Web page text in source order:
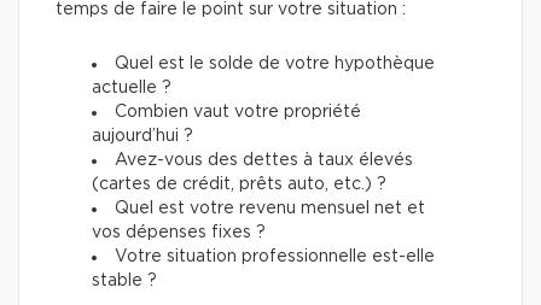
temps de faire le point sur votre situation :
Quel est le solde de votre hypothèque
actuelle ?
Combien vaut votre propriété
aujourd’hui ?
Avez-vous des dettes à taux élevés
(cartes de crédit, prêts auto, etc.) ?
Quel est votre revenu mensuel net et
vos dépenses fixes ?
Votre situation professionnelle est-elle
stable ?